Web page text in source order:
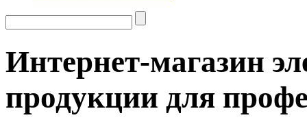
Интернет-магазин
продукции для